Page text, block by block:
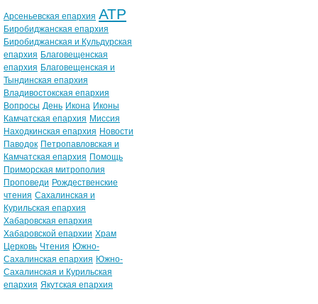
Арсеньевская епархия АТР
Биробиджанская епархия
Биробиджанская и Кульдурская
епархия Благовещенская
епархия Благовещенская и
Тындинская епархия
Владивостокская епархия
Вопросы День Икона Иконы
Камчатская епархия Миссия
Находкинская епархия Новости
Паводок Петропавловская и
Камчатская епархия Помощь
Приморская митрополия
Проповеди Рождественские
чтения Сахалинская и
Курильская епархия
Хабаровская епархия
Хабаровской епархии Храм
Церковь Чтения Южно-
Сахалинская епархия Южно-
Сахалинская и Курильская
епархия Якутская епархия